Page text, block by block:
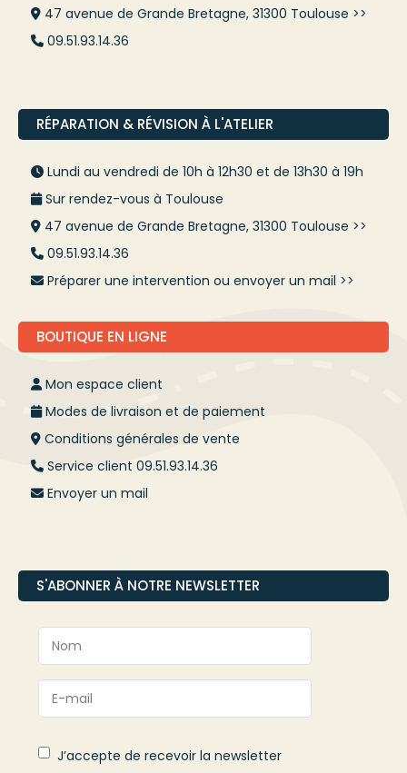
47 avenue de Grande Bretagne, 31300 Toulouse >>
09.51.93.14.36
RÉPARATION & RÉVISION À L'ATELIER
Lundi au vendredi de 10h à 12h30 et de 13h30 à 19h
Sur rendez-vous à Toulouse
47 avenue de Grande Bretagne, 31300 Toulouse >>
09.51.93.14.36
Préparer une intervention ou envoyer un mail >>
BOUTIQUE EN LIGNE
Mon espace client
Modes de livraison et de paiement
Conditions générales de vente
Service client 09.51.93.14.36
Envoyer un mail
S'ABONNER À NOTRE NEWSLETTER
J’accepte de recevoir la newsletter